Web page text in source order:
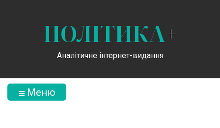
ПОЛІТИКА+
Аналітичне інтернет-видання
Меню